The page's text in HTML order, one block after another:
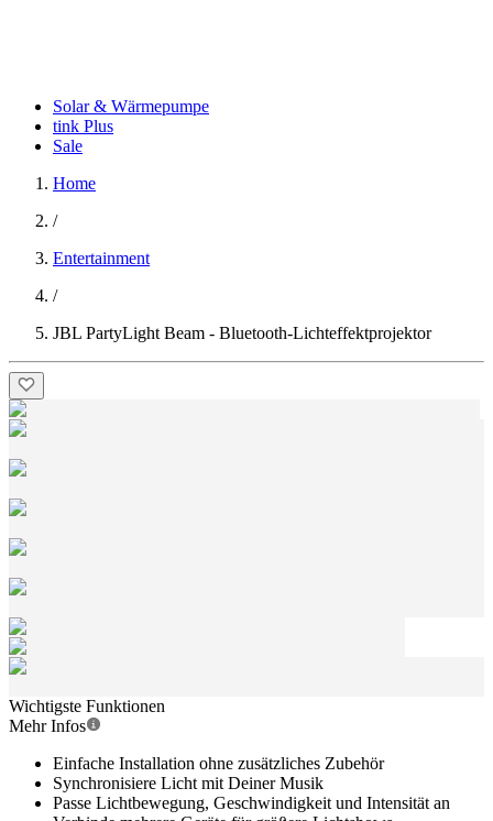
Solar & Wärmepumpe
tink Plus
Sale
Home
/
Entertainment
/
JBL PartyLight Beam - Bluetooth-Lichteffektprojektor
Wichtigste Funktionen
Mehr Infos
Einfache Installation ohne zusätzliches Zubehör
Synchronisiere Licht mit Deiner Musik
Passe Lichtbewegung, Geschwindigkeit und Intensität an